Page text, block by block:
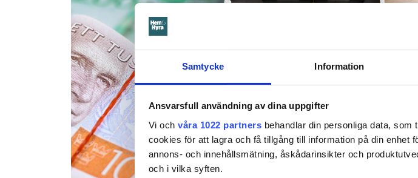
Samtycke Information
Ansvarsfull användning av dina uppgifter
Vi och våra 1022 partners behandlar din personliga data,
cookies för att lagra och få tillgång till information på din enhet
annons- och innehållsmätning, åskådarinsikter och
och i vilka syften.